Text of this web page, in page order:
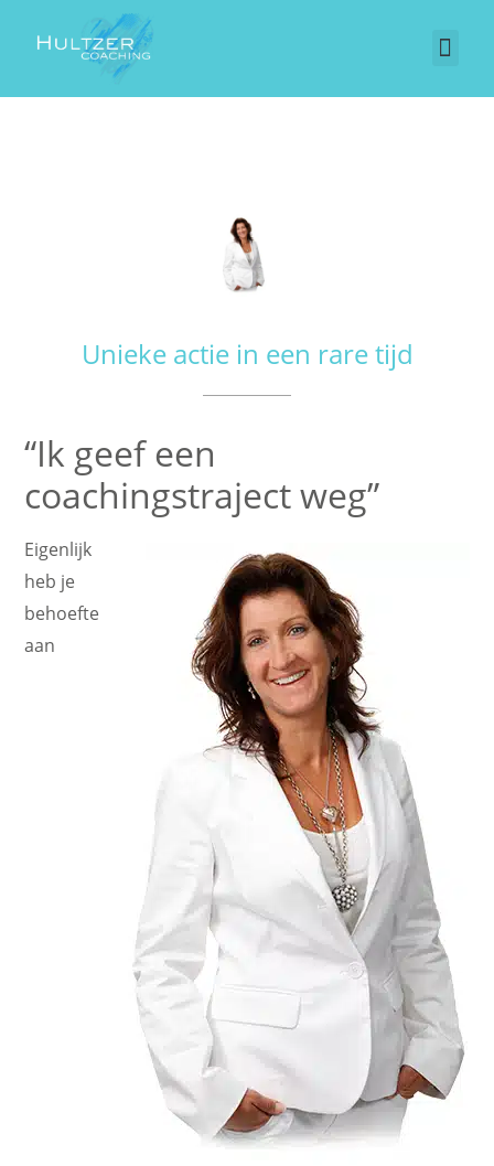
Unieke actie in een rare tijd
“Ik geef een
coachingstraject weg”
Eigenlijk
heb je
behoefte
aan